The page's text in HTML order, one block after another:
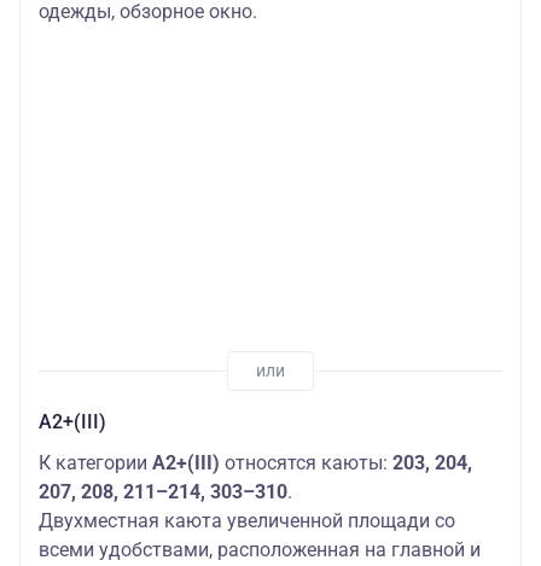
одежды, обзорное окно.
А2+(III)
К категории А2+(III) относятся каюты: 203, 204,
207, 208, 211–214, 303–310.
Двухместная каюта увеличенной площади со
всеми удобствами, расположенная на главной и